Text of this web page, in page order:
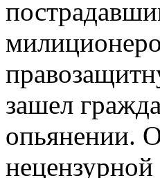
зашел
опьянении.